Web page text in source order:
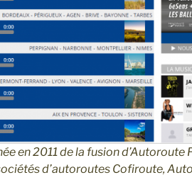
en 2011 de la fusion d’Autoroute
d’autoroutes Cofiroute,